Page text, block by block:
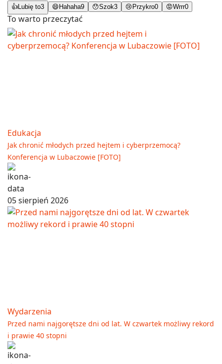
👍 Lubię to3 😄 Hahaha9 😯Szok3 😢 Przykro0 😡Wrrr0
To warto przeczytać
Edukacja
Jak chronić młodych przed hejtem i cyberprzemocą?
Konferencja w Lubaczowie [FOTO]
05 sierpień 2026
Wydarzenia
Przed nami najgorętsze dni od lat. W czwartek możliwy rekord
i prawie 40 stopni